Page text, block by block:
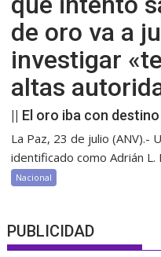
de oro va a
investigar
altas
|| El oro iba con destino
La Paz, 23 de julio (ANV).-
identificado como Adrián L.
Nacional
PUBLICIDAD